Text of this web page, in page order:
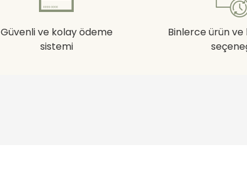
Güvenli ve kolay ödeme
sistemi
Binlerce ürün